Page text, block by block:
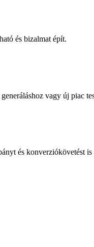
és bizalmat épít.
vagy új piac
és konverziókövetést is